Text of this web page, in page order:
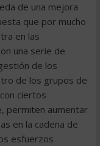
de una mejora
que por mucho
en las
una serie de
de los
de los grupos de
ciertos
permiten aumentar
en la cadena de
esfuerzos